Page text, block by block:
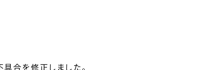
合を修正しました。